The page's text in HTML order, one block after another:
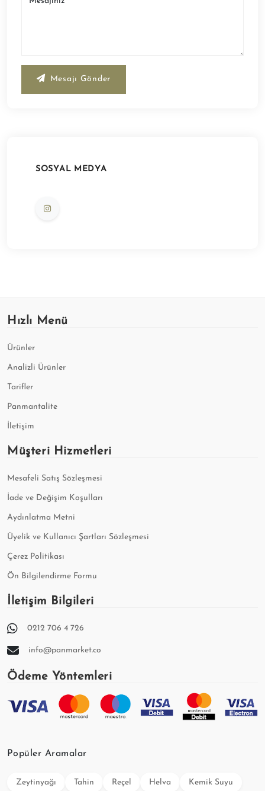
Mesajı Gönder
SOSYAL MEDYA
Hızlı Menü
Ürünler
Analizli Ürünler
Tarifler
Panmantalite
İletişim
Müşteri Hizmetleri
Mesafeli Satış Sözleşmesi
İade ve Değişim Koşulları
Aydınlatma Metni
Üyelik ve Kullanıcı Şartları Sözleşmesi
Çerez Politikası
Ön Bilgilendirme Formu
İletişim Bilgileri
0212 706 4 726
info@panmarket.co
Ödeme Yöntemleri
Popüler Aramalar
Zeytinyağı Tahin Reçel Helva Kemik Suyu